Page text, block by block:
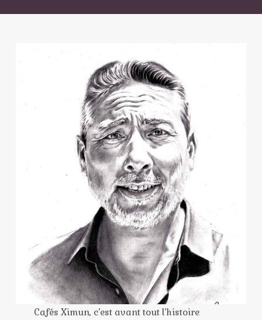
Cafés Ximun, c’est avant tout l’histoire